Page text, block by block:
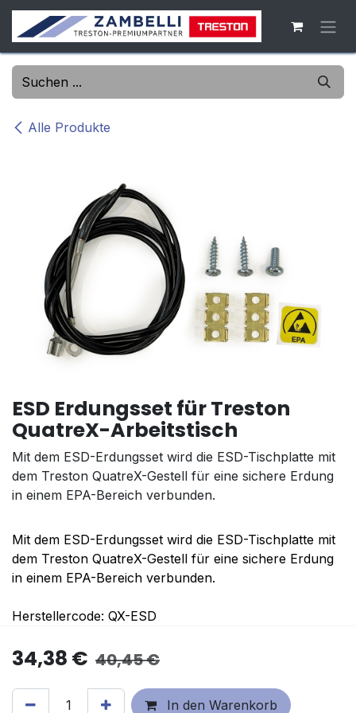
Zum Inhalt springen
Alle Produkte
ESD Erdungsset für Treston
QuatreX-Arbeitstisch
Mit dem ESD-Erdungsset wird die ESD-Tischplatte mit
dem Treston QuatreX-Gestell für eine sichere Erdung
in einem EPA-Bereich verbunden.
Mit dem ESD-Erdungsset wird die ESD-Tischplatte mit
dem Treston QuatreX-Gestell für eine sichere Erdung
in einem EPA-Bereich verbunden.
Herstellercode: QX-ESD
34,38 € 40,45€
In den Warenkorb